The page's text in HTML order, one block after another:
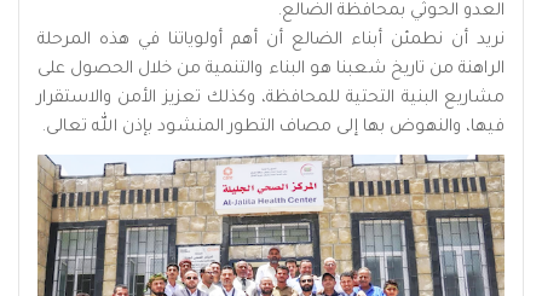
العدو الحوثي بمحافظة الضالع.
نريد أن نطمئن أبناء الضالع أن أهم أولوياتنا في هذه المرحلة
الراهنة من تاريخ شعبنا هو البناء والتنمية من خلال الحصول على
مشاريع البنية التحتية للمحافظة، وكذلك تعزيز الأمن والاستقرار
فيها، والنهوض بها إلى مصاف التطور المنشود بإذن الله تعالى.